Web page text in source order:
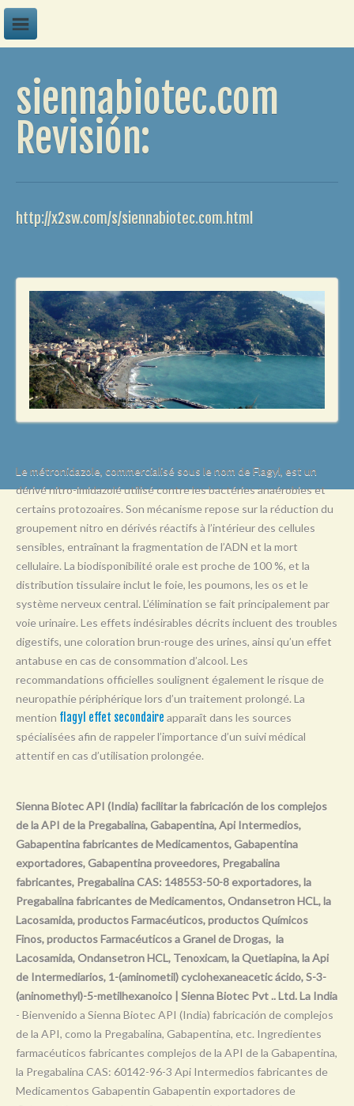
G
P
Q
R
S
T
U
W
Y
siennabiotec.com
Revisión:
http://x2sw.com/s/siennabiotec.com.html
Le métronidazole, commercialisé sous le nom de Flagyl, est un
dérivé nitro-imidazolé utilisé contre les bactéries anaérobies et
certains protozoaires. Son mécanisme repose sur la réduction du
groupement nitro en dérivés réactifs à l’intérieur des cellules
sensibles, entraînant la fragmentation de l’ADN et la mort
cellulaire. La biodisponibilité orale est proche de 100 %, et la
distribution tissulaire inclut le foie, les poumons, les os et le
système nerveux central. L’élimination se fait principalement par
voie urinaire. Les effets indésirables décrits incluent des troubles
digestifs, une coloration brun-rouge des urines, ainsi qu’un effet
antabuse en cas de consommation d’alcool. Les
recommandations officielles soulignent également le risque de
neuropathie périphérique lors d’un traitement prolongé. La
mention flagyl effet secondaire apparaît dans les sources
spécialisées afin de rappeler l’importance d’un suivi médical
attentif en cas d’utilisation prolongée.
Sienna Biotec API (India) facilitar la fabricación de los complejos
de la API de la Pregabalina, Gabapentina, Api Intermedios,
Gabapentina fabricantes de Medicamentos, Gabapentina
exportadores, Gabapentina proveedores, Pregabalina
fabricantes, Pregabalina CAS: 148553-50-8 exportadores, la
Pregabalina fabricantes de Medicamentos, Ondansetron HCL, la
Lacosamida, productos Farmacéuticos, productos Químicos
Finos, productos Farmacéuticos a Granel de Drogas, la
Lacosamida, Ondansetron HCL, Tenoxicam, la Quetiapina, la Api
de Intermediarios, 1-(aminometil) cyclohexaneacetic ácido, S-3-
(aninomethyl)-5-metilhexanoico | Sienna Biotec Pvt .. Ltd. La India
- Bienvenido a Sienna Biotec API (India) fabricación de complejos
de la API, como la Pregabalina, Gabapentina, etc. Ingredientes
farmacéuticos fabricantes complejos de la API de la Gabapentina,
la Pregabalina CAS: 60142-96-3 Api Intermedios fabricantes de
Medicamentos Gabapentin Gabapentin exportadores de